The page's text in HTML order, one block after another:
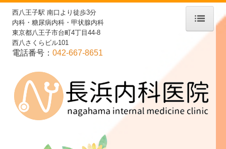
ホーム
医師紹介
施設・設備紹介
アクセス
西八王子駅 南口より徒歩3分
内科・糖尿病内科・甲状腺内科
東京都八王子市台町4丁目44-8
西八さくらビル101
電話番号：042-667-8651